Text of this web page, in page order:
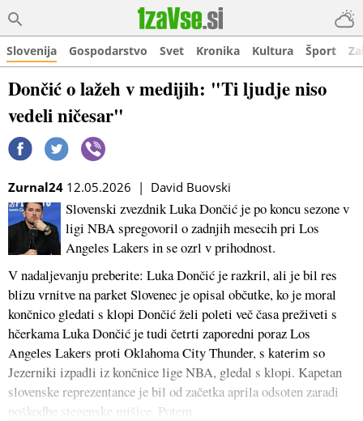
Slovenija Gospodarstvo Svet Kronika Kultura Šport
Dončić o lažeh v medijih: "Ti ljudje niso
vedeli ničesar"
Zurnal24 12.05.2026 | David Buovski
Slovenski zvezdnik Luka Dončić je po koncu sezone v
ligi NBA spregovoril o zadnjih mesecih pri Los
Angeles Lakers in se ozrl v prihodnost.
V nadaljevanju preberite: Luka Dončić je razkril, ali je bil res
blizu vrnitve na parket Slovenec je opisal občutke, ko je moral
končnico gledati s klopi Dončić želi poleti več časa preživeti s
hčerkama Luka Dončić je tudi četrti zaporedni poraz Los
Angeles Lakers proti Oklahoma City Thunder, s katerim so
Jezerniki izpadli iz končnice lige NBA, gledal s klopi. Kapetan
slovenske reprezentance je bil od začetka aprila odsoten zaradi
poškodbe stegenske mišice. Potem,